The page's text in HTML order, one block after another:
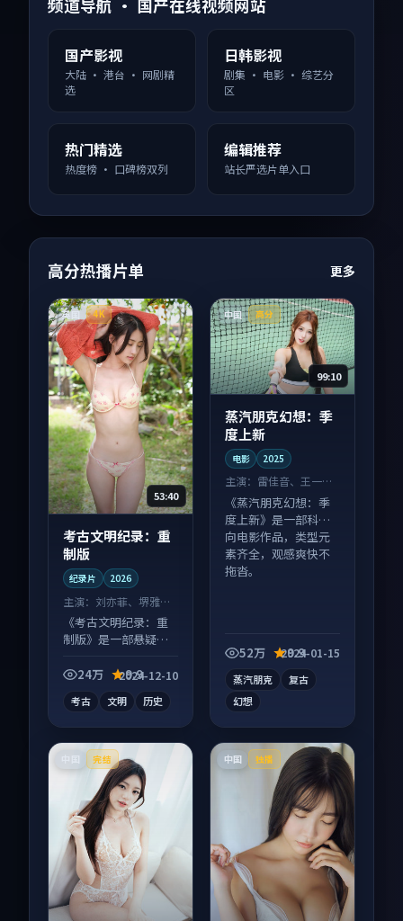
频道导航 · 国产在线视频网站
国产影视
大陆 · 港台 · 网剧精
选
日韩影视
剧集 · 电影 · 综艺分
区
热门精选
热度榜 · 口碑榜双列
编辑推荐
站长严选片单入口
高分热播片单 更多
英国 4K
53:40
考古文明纪录：重
制版
纪录片 2026
主演： 刘亦菲、堺雅人
等
《考古文明纪录：重
制版》是一部悬疑向
系层层推进，尾声常
24万 9.9
2024-12-10
考古 文明 历史
中国 高分
99:10
蒸汽朋克幻想：季
度上新
电影 2025
主演： 雷佳音、王一博
等
《蒸汽朋克幻想：季
度上新》是一部科幻
向电影作品，类型元
素齐全，观感爽快不
拖沓。
52万 9.9
2024-01-15
蒸汽朋克
复古
幻想
完结 中国 独播